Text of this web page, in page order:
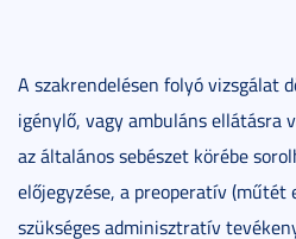
A szakrendelésen folyó vizsgálat
igénylő, vagy ambuláns ellátásra
az általános sebészet körébe
előjegyzése, a preoperatív
szükséges adminisztratív